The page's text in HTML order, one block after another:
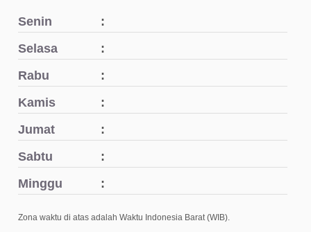
Senin
Selasa
Rabu
Kamis
Jumat
Sabtu
Minggu
Zona waktu di atas adalah Waktu Indonesia Barat (WIB).